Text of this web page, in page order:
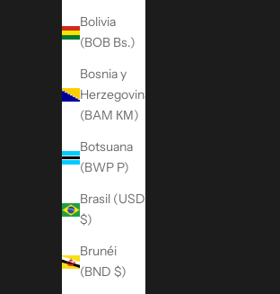
Bolivia
(BOB Bs.)
Bosnia y
Herzegovina
(BAM КМ)
Botsuana
(BWP P)
Brasil (USD
$)
Brunéi
(BND $)